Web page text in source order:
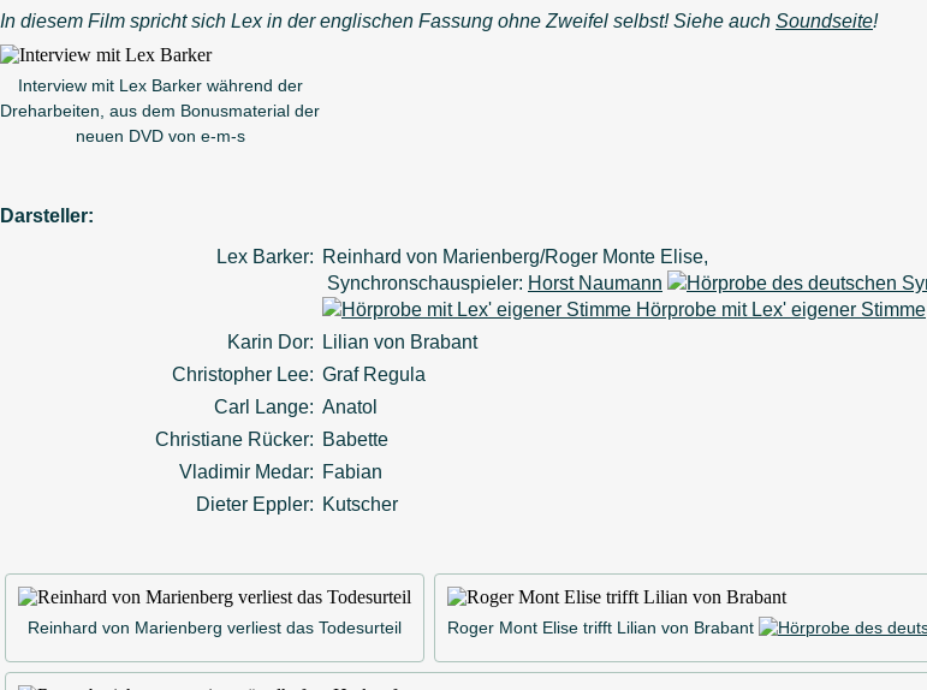
In diesem Film spricht sich Lex in der englischen Fassung ohne Zweifel selbst! Siehe auch Soundseite!
Interview mit Lex Barker während der
Dreharbeiten, aus dem Bonusmaterial der
neuen DVD von e-m-s
Darsteller:
Lex Barker: Reinhard von Marienberg/Roger Monte Elise,
Synchronschauspieler: Horst Naumann
Hörprobe mit Lex' eigener Stimme
Karin Dor:
Lilian von Brabant
Christopher Lee: Graf Regula
Carl Lange: Anatol
Christiane Rücker: Babette
Vladimir Medar: Fabian
Dieter Eppler: Kutscher
Reinhard von Marienberg verliest das Todesurteil Roger Mont Elise trifft Lilian von Brabant